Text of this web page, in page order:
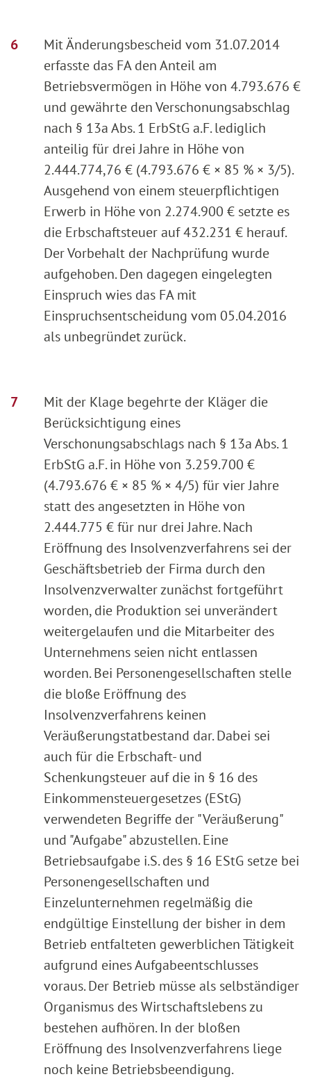
Mit Änderungsbescheid vom 31.07.2014
erfasste das FA den Anteil am
Betriebsvermögen in Höhe von 4.793.676 €
und gewährte den Verschonungsabschlag
nach § 13a Abs. 1 ErbStG a.F. lediglich
anteilig für drei Jahre in Höhe von
2.444.774,76 € (4.793.676 € × 85 % × 3/5).
Ausgehend von einem steuerpflichtigen
Erwerb in Höhe von 2.274.900 € setzte es
die Erbschaftsteuer auf 432.231 € herauf.
Der Vorbehalt der Nachprüfung wurde
aufgehoben. Den dagegen eingelegten
Einspruch wies das FA mit
Einspruchsentscheidung vom 05.04.2016
als unbegründet zurück.
Mit der Klage begehrte der Kläger die
Berücksichtigung eines
Verschonungsabschlags nach § 13a Abs. 1
ErbStG a.F. in Höhe von 3.259.700 €
(4.793.676 € × 85 % × 4/5) für vier Jahre
statt des angesetzten in Höhe von
2.444.775 € für nur drei Jahre. Nach
Eröffnung des Insolvenzverfahrens sei der
Geschäftsbetrieb der Firma durch den
Insolvenzverwalter zunächst fortgeführt
worden, die Produktion sei unverändert
weitergelaufen und die Mitarbeiter des
Unternehmens seien nicht entlassen
worden. Bei Personengesellschaften stelle
die bloße Eröffnung des
Insolvenzverfahrens keinen
Veräußerungstatbestand dar. Dabei sei
auch für die Erbschaft- und
Schenkungsteuer auf die in § 16 des
Einkommensteuergesetzes (EStG)
verwendeten Begriffe der "Veräußerung"
und "Aufgabe" abzustellen. Eine
Betriebsaufgabe i.S. des § 16 EStG setze bei
Personengesellschaften und
Einzelunternehmen regelmäßig die
endgültige Einstellung der bisher in dem
Betrieb entfalteten gewerblichen Tätigkeit
aufgrund eines Aufgabeentschlusses
voraus. Der Betrieb müsse als selbständiger
Organismus des Wirtschaftslebens zu
bestehen aufhören. In der bloßen
Eröffnung des Insolvenzverfahrens liege
noch keine Betriebsbeendigung.